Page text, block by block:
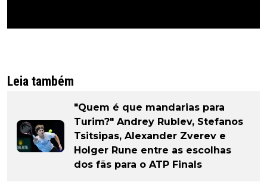
Leia também
"Quem é que mandarias para
Turim?" Andrey Rublev, Stefanos
Tsitsipas, Alexander Zverev e
Holger Rune entre as escolhas
dos fãs para o ATP Finals